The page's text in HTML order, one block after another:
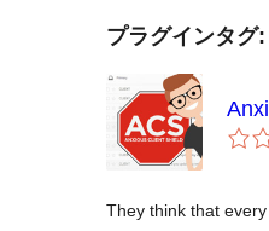
プラグインタグ:
They think that